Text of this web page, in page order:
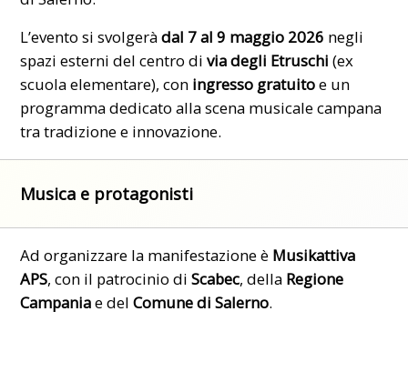
L’evento si svolgeràdal 7 al 9 maggio 2026 negli
spazi esterni del centro divia degli Etruschi (ex
scuola elementare), con ingresso gratuitoe un
programma dedicato alla scena musicale campana
tra tradizione e innovazione.
Musica e protagonisti
Ad organizzare la manifestazione è Musikattiva
APS, con il patrocinio diScabec, della Regione
Campaniae delComune di Salerno.